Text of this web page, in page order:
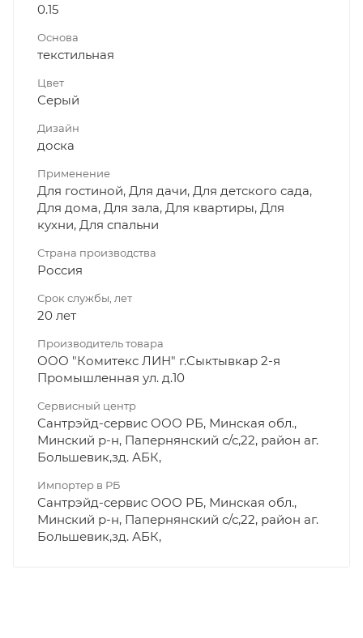
0.15
Основа
текстильная
Цвет
Серый
Дизайн
доска
Применение
Для гостиной, Для дачи, Для детского сада,
Для дома, Для зала, Для квартиры, Для
кухни, Для спальни
Страна производства
Россия
Срок службы, лет
20 лет
Производитель товара
ООО "Комитекс ЛИН" г.Сыктывкар 2-я
Промышленная ул. д.10
Сервисный центр
Сантрэйд-сервис ООО РБ, Минская обл.,
Минский р-н, Папернянский с/с,22, район аг.
Большевик,зд. АБК,
Импортер в РБ
Сантрэйд-сервис ООО РБ, Минская обл.,
Минский р-н, Папернянский с/с,22, район аг.
Большевик,зд. АБК,